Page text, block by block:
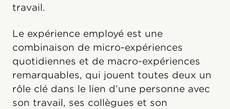
travail.
Le expérience employé est une
combinaison de micro-expériences
quotidiennes et de macro-expériences
remarquables, qui jouent toutes deux un
rôle clé dans le lien d’une personne avec
son travail, ses collègues et son